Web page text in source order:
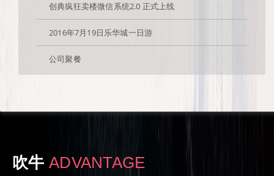
创典疯狂卖楼微信系统2.0 正式上线
2016年7月19日乐华城一日游
公司聚餐
吹牛 ADVANTAGE